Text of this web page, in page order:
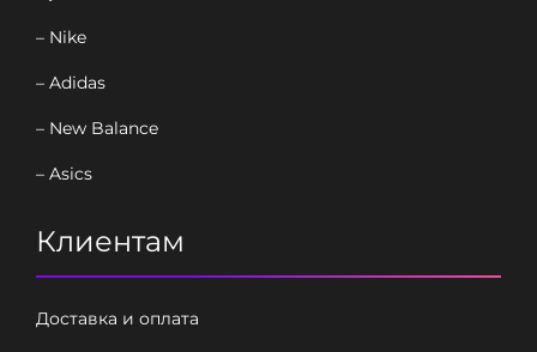
– Nike
– Adidas
– New Balance
– Asics
Клиентам
Доставка и оплата